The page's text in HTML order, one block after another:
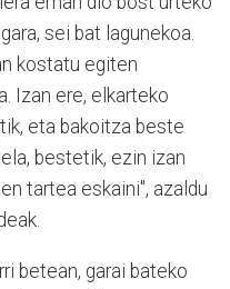
sei bat lagunekoa.
kostatu egiten
Izan ere, elkarteko
eta bakoitza beste
bestetik, ezin izan
tartea eskaini", azaldu
betean, garai bateko